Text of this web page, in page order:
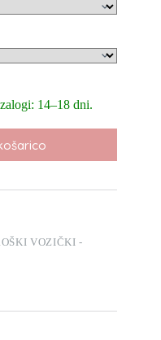
14–18 dni.
VOZIČKI -